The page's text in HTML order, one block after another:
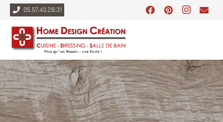
05.57.43.28.31